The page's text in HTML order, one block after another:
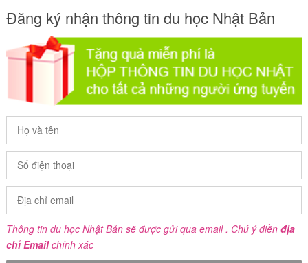
Đăng ký nhận thông tin du học Nhật Bản
Thông tin du học Nhật Bản sẽ được gửi qua email . Chú ý điền địa
chỉ Emailchính xác